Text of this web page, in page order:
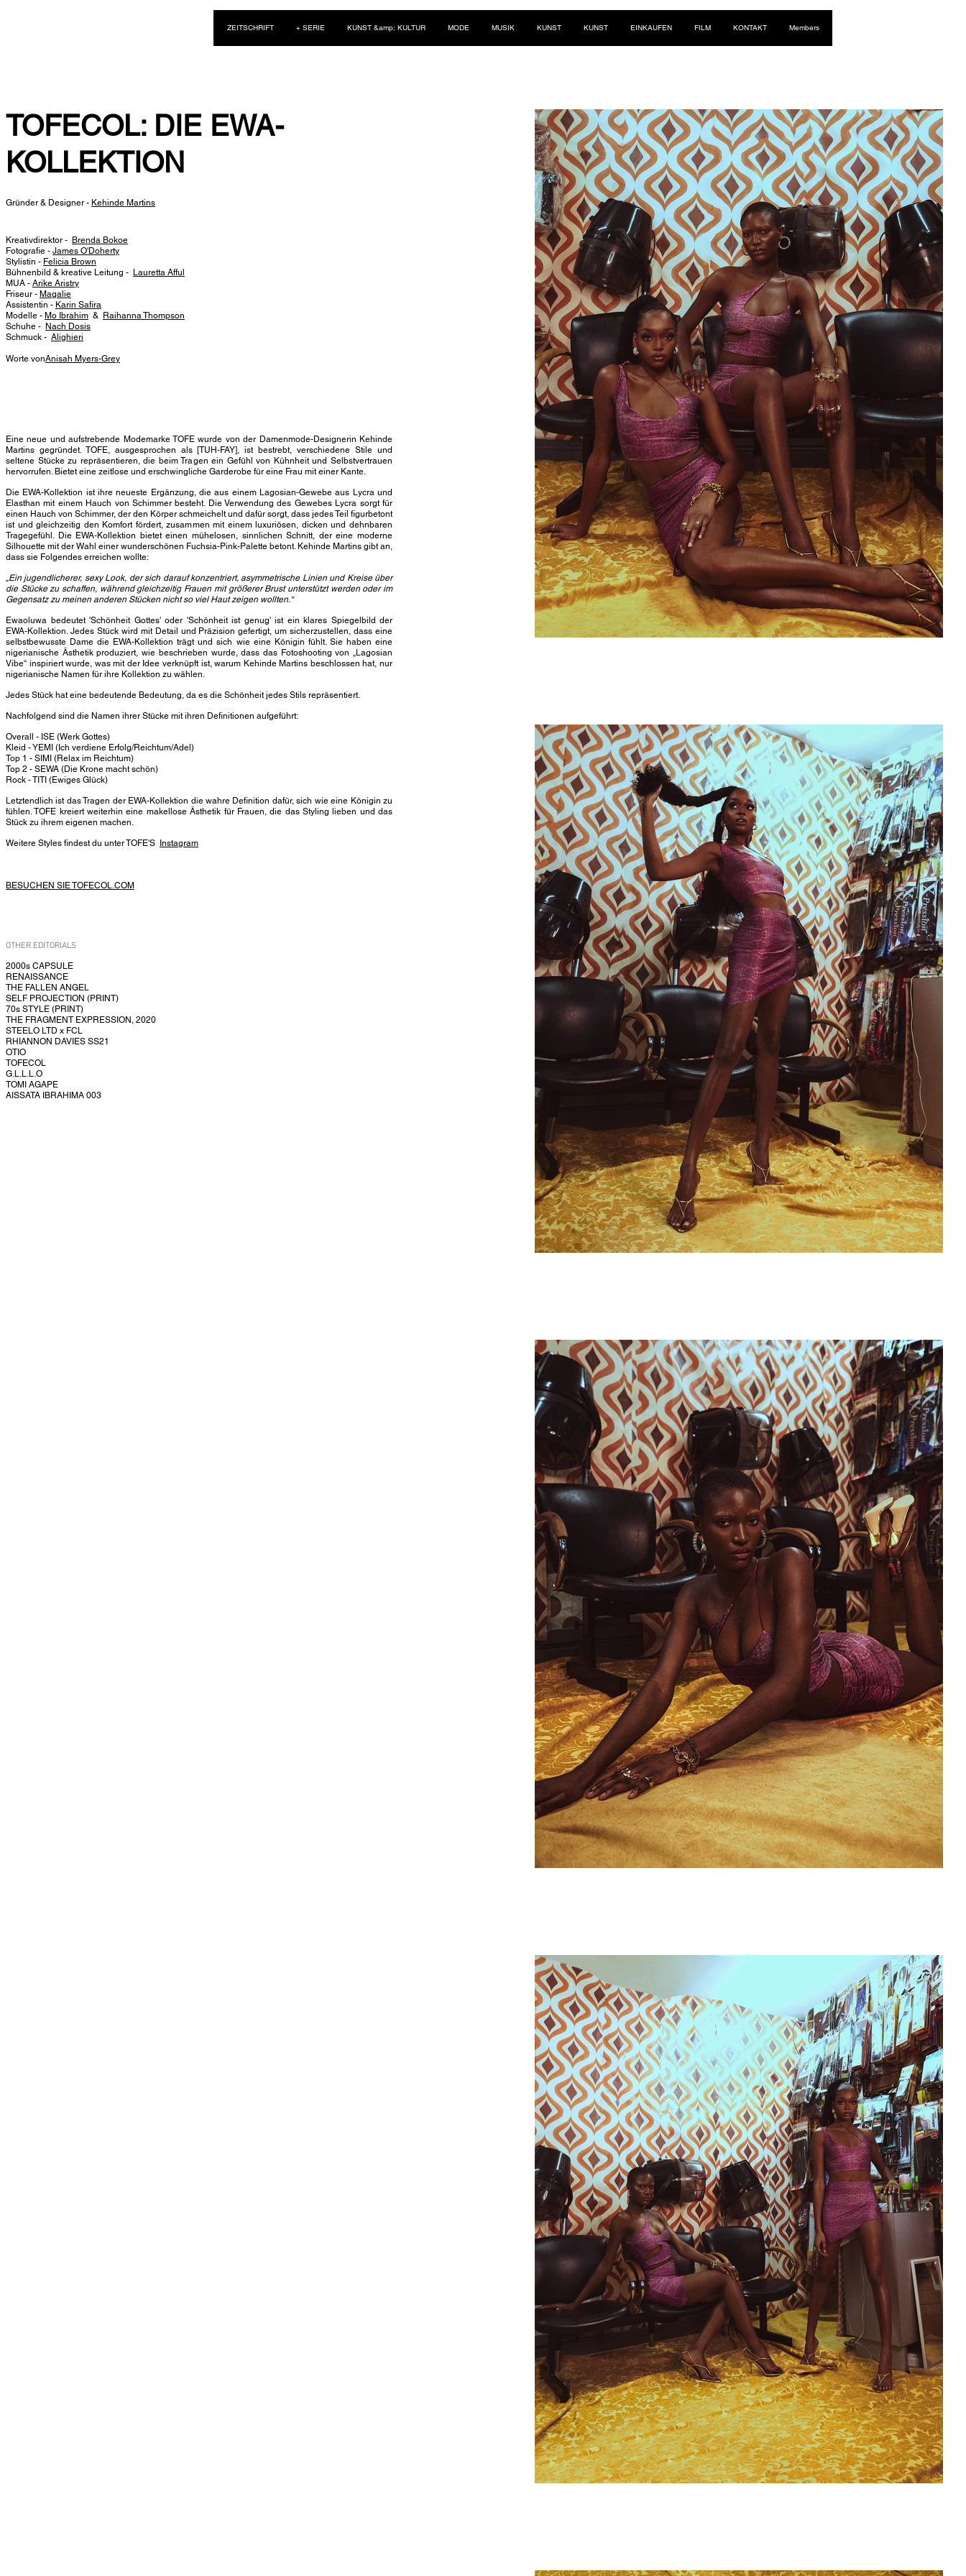
ZEITSCHRIFT + SERIE KUNST &amp; KULTUR MODE MUSIK KUNST KUNST EINKAUFEN FILM KONTAKT Members
TOFECOL: DIE EWA-
KOLLEKTION
Gründer & Designer - Kehinde Martins
Kreativdirektor - Brenda Bokoe
Fotografie - James O'Doherty
Stylistin - Felicia Brown
Bühnenbild & kreative Leitung - Lauretta Afful
MUA - Arike Aristry
Friseur - Magalie
Assistentin - Karin Safira
Modelle - Mo Ibrahim & Raihanna Thompson
Schuhe - Nach Dosis
Schmuck - Alighieri
Worte vonAnisah Myers-Grey
Eine neue und aufstrebende Modemarke TOFE wurde von der Damenmode-Designerin Kehinde
Martins gegründet. TOFE, ausgesprochen als [TUH-FAY], ist bestrebt, verschiedene Stile und
seltene Stücke zu repräsentieren, die beim Tragen ein Gefühl von Kühnheit und Selbstvertrauen
hervorrufen. Bietet eine zeitlose und erschwingliche Garderobe für eine Frau mit einer Kante.
Die EWA-Kollektion ist ihre neueste Ergänzung, die aus einem Lagosian-Gewebe aus Lycra und
Elasthan mit einem Hauch von Schimmer besteht. Die Verwendung des Gewebes Lycra sorgt für
einen Hauch von Schimmer, der den Körper schmeichelt und dafür sorgt, dass jedes Teil figurbetont
ist und gleichzeitig den Komfort fördert, zusammen mit einem luxuriösen, dicken und dehnbaren
Tragegefühl. Die EWA-Kollektion bietet einen mühelosen, sinnlichen Schnitt, der eine moderne
Silhouette mit der Wahl einer wunderschönen Fuchsia-Pink-Palette betont. Kehinde Martins gibt an,
dass sie Folgendes erreichen wollte:
„Ein jugendlicherer, sexy Look, der sich darauf konzentriert, asymmetrische Linien und Kreise über
die Stücke zu schaffen, während gleichzeitig Frauen mit größerer Brust unterstützt werden oder im
Gegensatz zu meinen anderen Stücken nicht so viel Haut zeigen wollten.“
Ewaoluwa bedeutet 'Schönheit Gottes' oder 'Schönheit ist genug' ist ein klares Spiegelbild der
EWA-Kollektion. Jedes Stück wird mit Detail und Präzision gefertigt, um sicherzustellen, dass eine
selbstbewusste Dame die EWA-Kollektion trägt und sich wie eine Königin fühlt. Sie haben eine
nigerianische Ästhetik produziert, wie beschrieben wurde, dass das Fotoshooting von „Lagosian
Vibe“ inspiriert wurde, was mit der Idee verknüpft ist, warum Kehinde Martins beschlossen hat, nur
nigerianische Namen für ihre Kollektion zu wählen.
Jedes Stück hat eine bedeutende Bedeutung, da es die Schönheit jedes Stils repräsentiert.
Nachfolgend sind die Namen ihrer Stücke mit ihren Definitionen aufgeführt:
Overall - ISE (Werk Gottes)
Kleid - YEMI (Ich verdiene Erfolg/Reichtum/Adel)
Top 1 - SIMI (Relax im Reichtum)
Top 2 - SEWA (Die Krone macht schön)
Rock - TITI (Ewiges Glück)
Letztendlich ist das Tragen der EWA-Kollektion die wahre Definition dafür, sich wie eine Königin zu
fühlen. TOFE kreiert weiterhin eine makellose Ästhetik für Frauen, die das Styling lieben und das
Stück zu ihrem eigenen machen.
Weitere Styles findest du unter TOFE'S Instagram
BESUCHEN SIE TOFECOL.COM
OTHER EDITORIALS
2000s CAPSULE
RENAISSANCE
THE FALLEN ANGEL
SELF PROJECTION (PRINT)
70s STYLE (PRINT)
THE FRAGMENT EXPRESSION, 2020
STEELO LTD x FCL
RHIANNON DAVIES SS21
OTIO
TOFECOL
G.L.L.L.O
TOMI AGAPE
AISSATA IBRAHIMA 003